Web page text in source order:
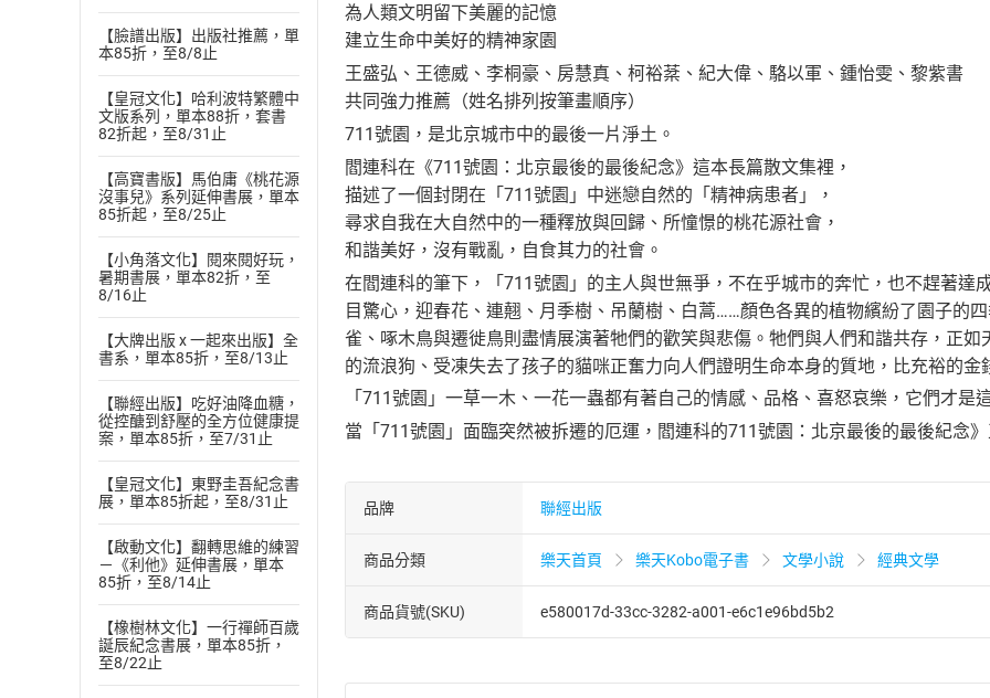
【臉譜出版】出版社推薦，單
本85折，至8/8止
【皇冠文化】哈利波特繁體中
文版系列，單本88折，套書
82折起，至8/31止
【高寶書版】馬伯庸《桃花源
沒事兒》系列延伸書展，單本
85折起，至8/25止
【小角落文化】閱來閱好玩，
暑期書展，單本82折，至
8/16止
【大牌出版 x 一起來出版】全
書系，單本85折，至8/13止
【聯經出版】吃好油降血糖，
從控醣到舒壓的全方位健康提
案，單本85折，至7/31止
【皇冠文化】東野圭吾紀念書
展，單本85折起，至8/31止
【啟動文化】翻轉思維的練習
－《利他》延伸書展，單本
85折，至8/14止
【橡樹林文化】一行禪師百歲
誕辰紀念書展，單本85折，
至8/22止
為人類文明留下美麗的記憶
建立生命中美好的精神家園
王盛弘、王德威、李桐豪、房慧真、柯裕棻、紀大偉、駱以軍、鍾怡雯、黎紫書
共同強力推薦（姓名排列按筆畫順序）
711號園，是北京城市中的最後一片淨土。
閻連科在《711號園：北京最後的最後紀念》這本長篇散文集裡，
描述了一個封閉在「711號園」中迷戀自然的「精神病患者」，
尋求自我在大自然中的一種釋放與回歸、所憧憬的桃花源社會，
和諧美好，沒有戰亂，自食其力的社會。
在閻連科的筆下，「711號園」的主人與世無爭，不在乎城市的奔忙，也不趕著達
目驚心，迎春花、連翹、月季樹、吊蘭樹、白蒿……顏色各異的植物繽紛了園子的
雀、啄木鳥與遷徙鳥則盡情展演著牠們的歡笑與悲傷。牠們與人們和諧共存，正
的流浪狗、受凍失去了孩子的貓咪正奮力向人們證明生命本身的質地，比充裕的金
「711號園」一草一木、一花一蟲都有著自己的情感、品格、喜怒哀樂，它們才是
當「711號園」面臨突然被拆遷的厄運，閻連科的711號園：北京最後的最後紀念
品牌 聯經出版
商品分類 樂天首頁 樂天Kobo電子書 文學小說 經典文學
商品貨號(SKU) e580017d-33cc-3282-a001-e6c1e96bd5b2